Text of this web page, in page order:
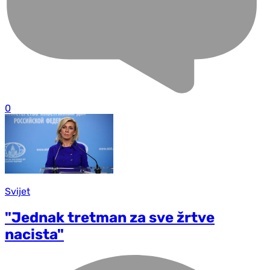
0
Svijet
"Jednak tretman za sve žrtve
nacista"